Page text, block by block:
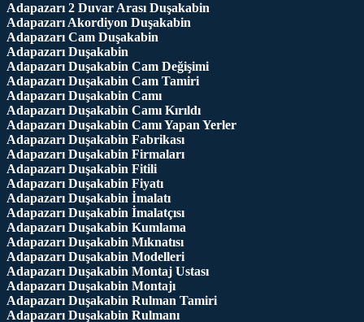
Adapazarı 2 Duvar Arası Duşakabin
Adapazarı Akordiyon Duşakabin
Adapazarı Cam Duşakabin
Adapazarı Duşakabin
Adapazarı Duşakabin Cam Değişimi
Adapazarı Duşakabin Cam Tamiri
Adapazarı Duşakabin Camı
Adapazarı Duşakabin Camı Kırıldı
Adapazarı Duşakabin Camı Yapan Yerler
Adapazarı Duşakabin Fabrikası
Adapazarı Duşakabin Firmaları
Adapazarı Duşakabin Fitili
Adapazarı Duşakabin Fiyatı
Adapazarı Duşakabin İmalatı
Adapazarı Duşakabin İmalatçısı
Adapazarı Duşakabin Kumlama
Adapazarı Duşakabin Mıknatısı
Adapazarı Duşakabin Modelleri
Adapazarı Duşakabin Montaj Ustası
Adapazarı Duşakabin Montajı
Adapazarı Duşakabin Rulman Tamiri
Adapazarı Duşakabin Rulmanı